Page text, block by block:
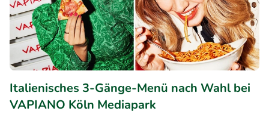
Italienisches 3-Gänge-Menü nach Wahl bei
VAPIANO Köln Mediapark